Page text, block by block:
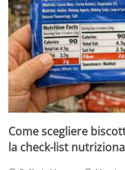
Come scegliere
la check-list